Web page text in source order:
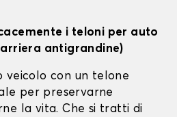
i teloni per auto
antigrandine)
veicolo con un telone
per preservarne
la vita. Che si tratti di